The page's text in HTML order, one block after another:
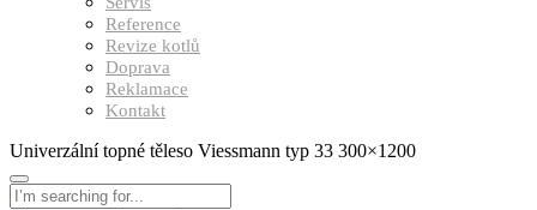
Reference
Revize kotlů
Doprava
Reklamace
Kontakt
Univerzální topné těleso Viessmann typ 33 300×1200